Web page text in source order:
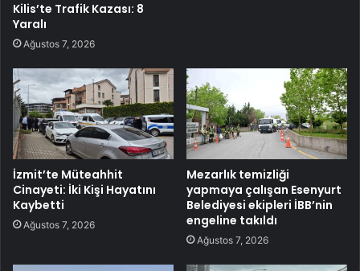
Kilis’te Trafik Kazası: 8
Yaralı
Ağustos 7, 2026
İzmit’te Müteahhit
Cinayeti: İki Kişi Hayatını
Kaybetti
Ağustos 7, 2026
Mezarlık temizliği
yapmaya çalışan Esenyurt
Belediyesi ekipleri İBB’nin
engeline takıldı
Ağustos 7, 2026